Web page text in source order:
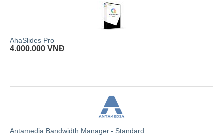
AhaSlides Pro
4.000.000 VNĐ
Antamedia Bandwidth Manager - Standard